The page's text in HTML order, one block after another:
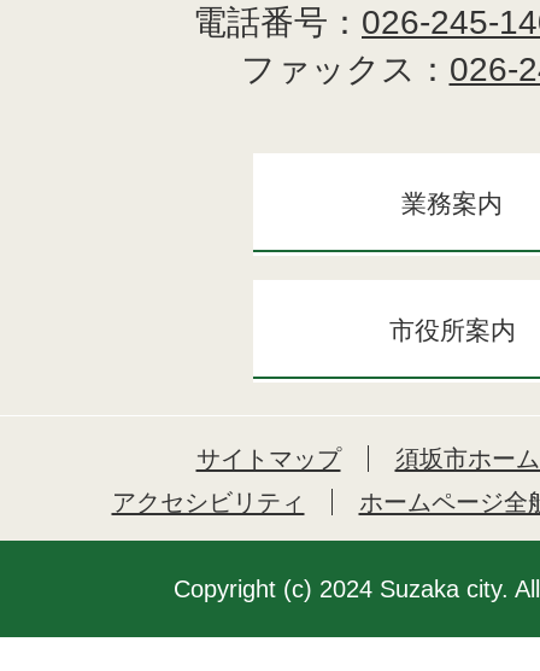
電話番号： 026-245-
ファックス： 026-
業務案内
市役所案内
サイトマップ
須坂市ホー
アクセシビリティ
ホームページ全
Copyright (c) 2024 Suzaka city.